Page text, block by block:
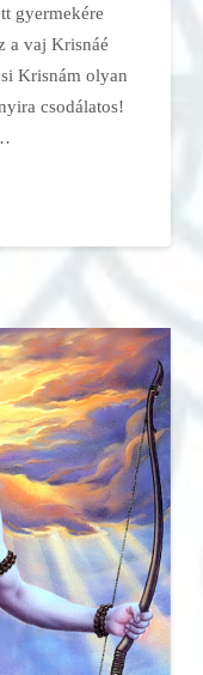
gyermekére
a vaj Krisnáé
Krisnám olyan
csodálatos!